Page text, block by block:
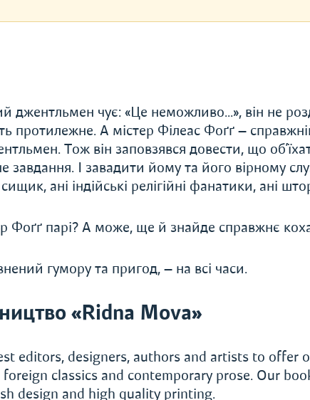
джентльмен чує: «Це неможливо...», він не
протилежне. А містер Філеас Фоґґ —
Тож він заповзявся довести, що
завдання. І завадити йому та його вірному
ані індійські релігійні фанатики, ані
Фоґґ парі? А може, ще й знайде справжнє
гумору та пригод, — на всі часи.
«Ridna Mova»
editors, designers, authors and artists to offer
classics and contemporary prose. Our
design and high quality printing.